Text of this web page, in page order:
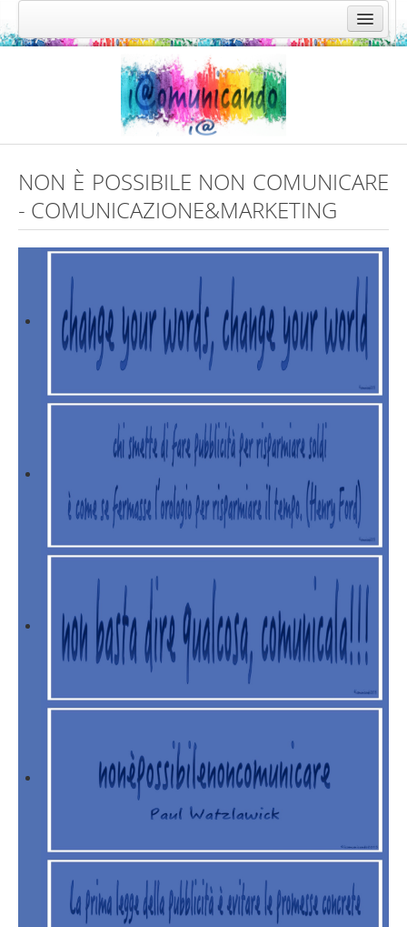
NON È POSSIBILE NON COMUNICARE
- COMUNICAZIONE&MARKETING